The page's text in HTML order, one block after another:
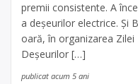
premii consistente. A
a deșeurilor electrice. Și
oară, în organizarea
Deșeurilor […]
publicat acum 5 ani